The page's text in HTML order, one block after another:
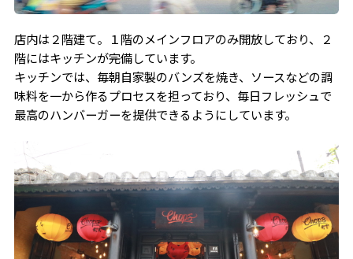
店内は２階建て。１階のメインフロアのみ開放しており、２
階にはキッチンが完備しています。
キッチンでは、毎朝自家製のバンズを焼き、ソースなどの調
味料を一から作るプロセスを担っており、毎日フレッシュで
最高のハンバーガーを提供できるようにしています。